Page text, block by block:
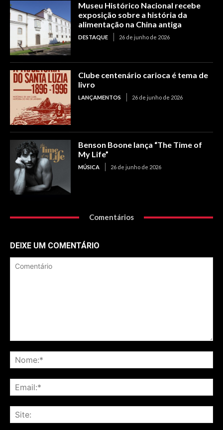
Museu Histórico Nacional recebe
exposição sobre a história da
alimentação na China antiga
DESTAQUE 26 de junho de 2026
Clube centenário carioca é tema de
livro
LANÇAMENTOS 26 de junho de 2026
Benson Boone lança “The Time of
My Life”
MÚSICA 26 de junho de 2026
Comentários
DEIXE UM COMENTÁRIO